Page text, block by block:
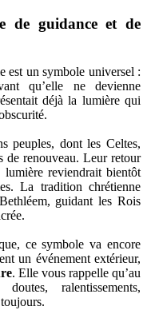
de guidance et de
est un symbole universel :
qu’elle ne devienne
déjà la lumière qui
peuples, dont les Celtes,
de renouveau. Leur retour
reviendrait bientôt
La tradition chrétienne
guidant les Rois
ce symbole va encore
un événement extérieur,
. Elle vous rappelle qu’au
ralentissements,